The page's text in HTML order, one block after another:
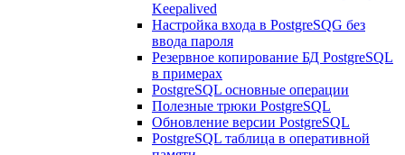
Keepalived
Настройка входа в PostgreSQG без
ввода пароля
Резервное копирование БД PostgreSQL
в примерах
PostgreSQL основные операции
Полезные трюки PostgreSQL
Обновление версии PostgreSQL
PostgreSQL таблица в оперативной